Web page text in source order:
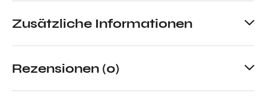
Zusätzliche Informationen
Rezensionen (0)